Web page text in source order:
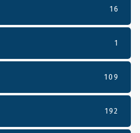
16
1
109
192